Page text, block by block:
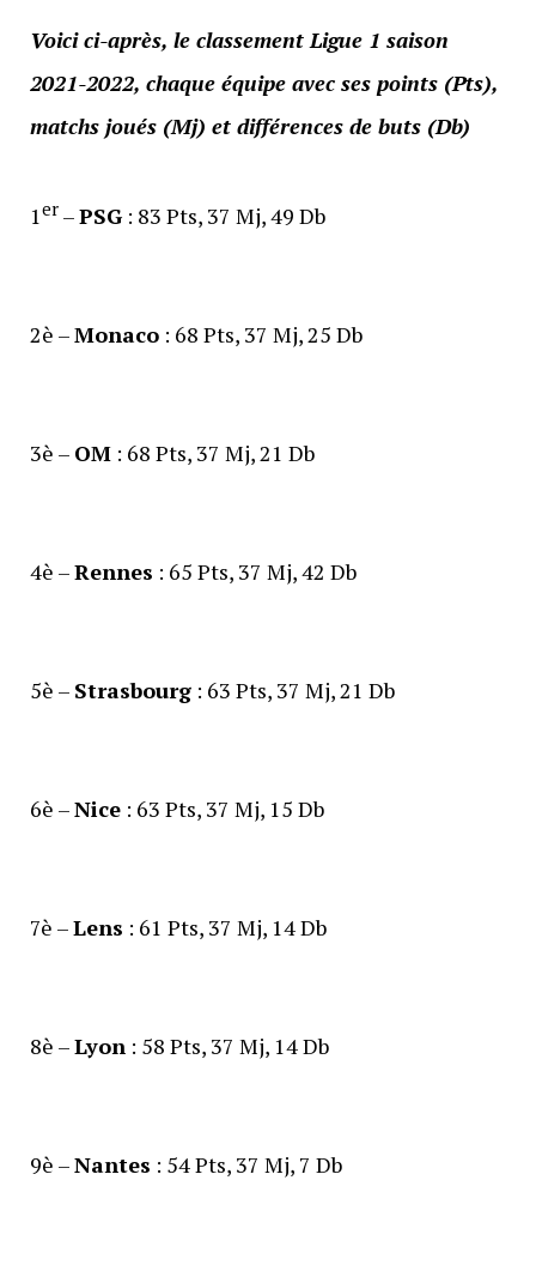
Voici ci-après, le classement Ligue 1 saison
2021-2022, chaque équipe avec ses points (Pts),
matchs joués (Mj) et différences de buts (Db)
1er–PSG: 83 Pts, 37 Mj, 49 Db
2è –Monaco: 68 Pts, 37 Mj, 25 Db
3è – OM: 68 Pts, 37 Mj, 21 Db
4è –Rennes : 65 Pts, 37 Mj, 42 Db
5è – Strasbourg: 63 Pts, 37 Mj, 21 Db
6è –Nice: 63 Pts, 37 Mj, 15 Db
7è –Lens : 61 Pts, 37 Mj, 14 Db
8è –Lyon: 58 Pts, 37 Mj, 14 Db
9è –Nantes : 54 Pts, 37 Mj, 7 Db